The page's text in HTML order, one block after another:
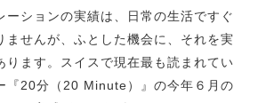
ーションの実績は、日常の生活ですぐ
ませんが、ふとした機会に、それを実
ります。スイスで現在最も読まれてい
『20分（20 Minute）』の今年６月の